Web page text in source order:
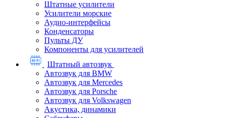
Штатные усилители
Усилители морские
Аудио-интерфейсы
Конденсаторы
Пульты ДУ
Компоненты для усилителей
Штатный автозвук
Автозвук для BMW
Автозвук для Mercedes
Автозвук для Porsche
Автозвук для Volkswagen
Акустика, динамики